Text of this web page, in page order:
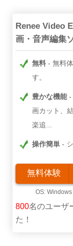
Renee Video
画・音声編集
無料
無料
す。
豊かな機能
画カット、
楽追...
操作簡単
無料体験
800名のユーザ
た！